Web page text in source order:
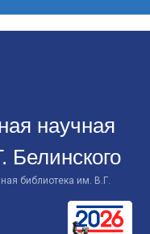
научная
Белинского
библиотека им. В.Г.